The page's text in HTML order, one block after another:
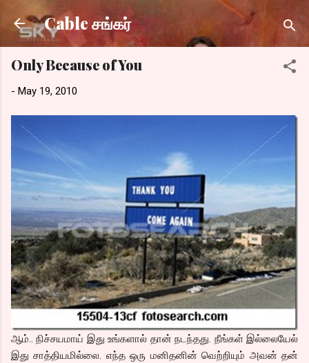
Skip to main content
Cable சங்கர்
Only Because of You
- May 19, 2010
ஆம்.. நிச்சயமாய் இது உங்களால் தான் நடந்தது. நீங்கள் இல்லையேல்
இது சாத்தியமில்லை. எந்த ஒரு மனிதனின் வெற்றியும் அவன் தன்